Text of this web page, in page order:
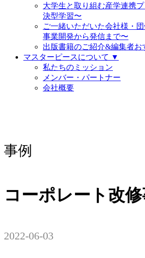
大学生と取り組む産学連携
決型学習〜
ご一緒いただいた会社様・
事業開発から発信まで〜
出版書籍のご紹介&編集者お
マスターピースについて ▼
私たちのミッション
メンバー・パートナー
会社概要
事例
コーポレート改
2022-06-03